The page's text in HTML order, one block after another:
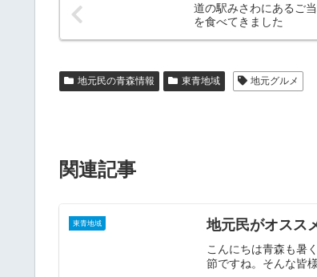
道の駅みさわにあるご
を食べてきました
地元民の青森情報 東青地域 地元グルメ
関連記事
東青地域 地元民がオスス
こんにちは青森も暑
節ですね。そんな皆